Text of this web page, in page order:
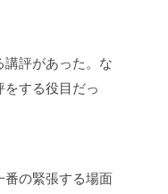
講評があった。な
をする役目だっ
番の緊張する場面